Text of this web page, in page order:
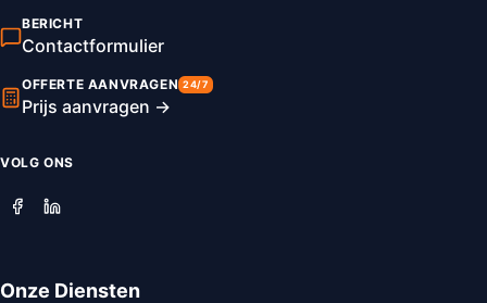
BERICHT
Contactformulier
OFFERTE AANVRAGEN 24/7
Prijs aanvragen →
VOLG ONS
Onze Diensten